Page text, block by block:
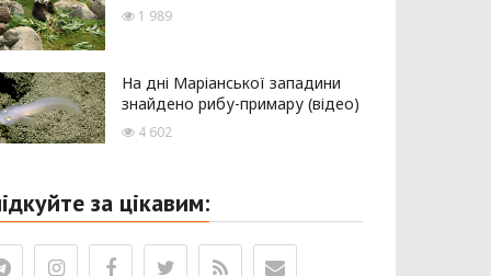
1 989
На дні Маріанської западини
знайдено рибу-примару (відео)
4 602
за цікавим: